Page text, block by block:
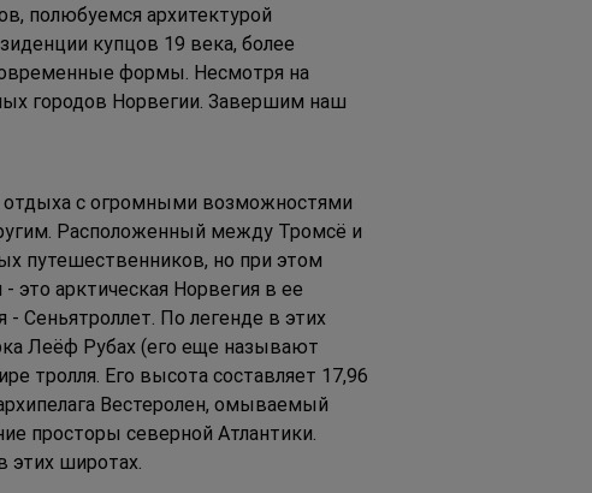
полюбуемся архитектурой
купцов 19 века, более
формы. Несмотря на
городов Норвегии. Завершим наш
отдыха с огромными возможностями
Расположенный между Тромсё и
путешественников, но при этом
арктическая Норвегия в ее
Сеньятроллет. По легенде в этих
Леёф Рубах (его еще называют
тролля. Его высота составляет 17,96
Вестеролен, омываемый
просторы северной Атлантики.
этих широтах.